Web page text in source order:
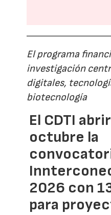
El programa
investigación
digitales,
biotecnología
El CDTI
octubre la
2026 con
para